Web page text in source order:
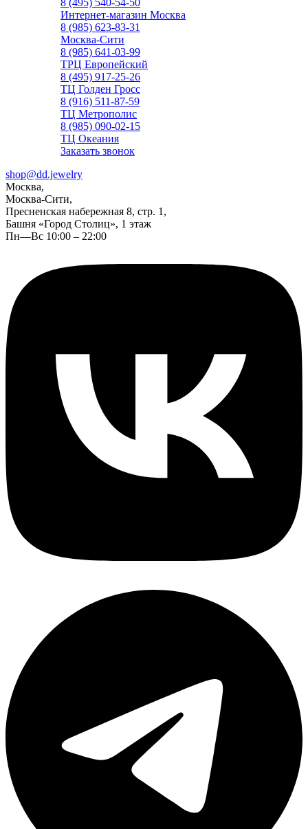
8 (495) 540-54-50
Интернет-магазин Москва
8 (985) 623-83-31
Москва-Сити
8 (985) 641-03-99
ТРЦ Европейский
8 (495) 917-25-26
ТЦ Голден Гросс
8 (916) 511-87-59
ТЦ Метрополис
8 (985) 090-02-15
ТЦ Океания
Заказать звонок
shop@dd.jewelry
Москва,
Москва-Сити,
Пресненская набережная 8, стр. 1,
Башня «Город Столиц», 1 этаж
Пн—Вс 10:00 – 22:00